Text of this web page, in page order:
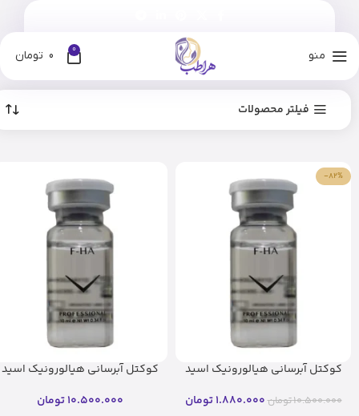
منو 0
0 تومان
فیلتر محصولات
-82%
کوکتل آبرسانی هیالورونیک اسید
10.500.000تومان1.880.000 تومان
کوکتل آبرسانی هیالورونیک اسید
10.500.000 تومان